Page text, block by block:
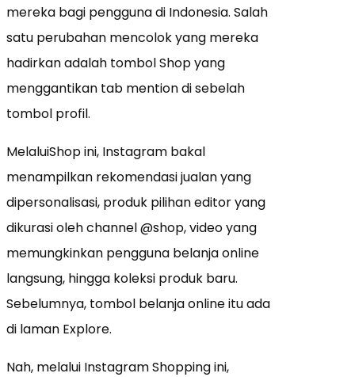
mereka bagi pengguna di Indonesia. Salah
satu perubahan mencolok yang mereka
hadirkan adalah tombol Shop yang
menggantikan tab mention di sebelah
tombol profil.
MelaluiShop ini, Instagram bakal
menampilkan rekomendasi jualan yang
dipersonalisasi, produk pilihan editor yang
dikurasi oleh channel @shop, video yang
memungkinkan pengguna belanja online
langsung, hingga koleksi produk baru.
Sebelumnya, tombol belanja online itu ada
di laman Explore.
Nah, melalui Instagram Shopping ini,